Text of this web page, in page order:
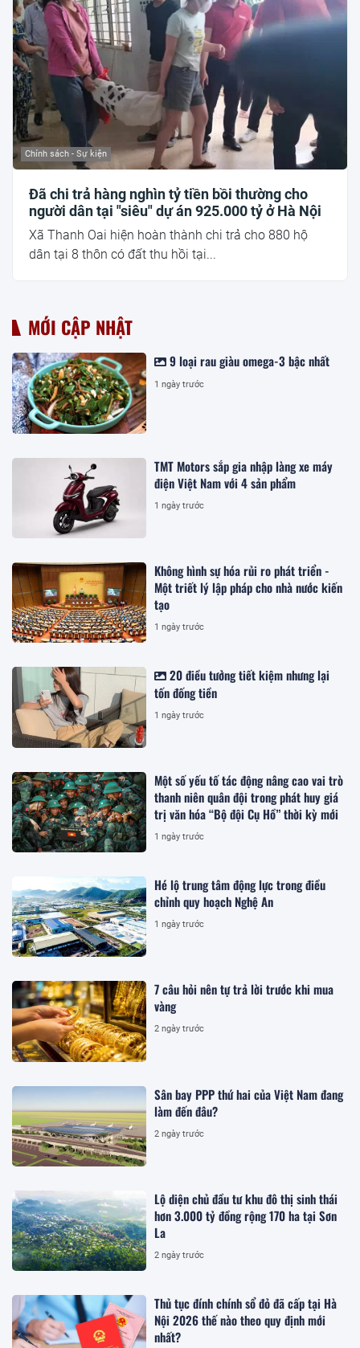
Chính sách - Sự kiện
Đã chi trả hàng nghìn tỷ tiền bồi thường cho
người dân tại "siêu" dự án 925.000 tỷ ở Hà Nội
Xã Thanh Oai hiện hoàn thành chi trả cho 880 hộ
dân tại 8 thôn có đất thu hồi tại...
MỚI CẬP NHẬT
9 loại rau giàu omega-3 bậc nhất
1 ngày trước
TMT Motors sắp gia nhập làng xe máy
điện Việt Nam với 4 sản phẩm
1 ngày trước
Không hình sự hóa rủi ro phát triển -
Một triết lý lập pháp cho nhà nước kiến
tạo
1 ngày trước
20 điều tưởng tiết kiệm nhưng lại
tốn đống tiền
1 ngày trước
Một số yếu tố tác động nâng cao vai trò
thanh niên quân đội trong phát huy giá
trị văn hóa “Bộ đội Cụ Hồ” thời kỳ mới
1 ngày trước
Hé lộ trung tâm động lực trong điều
chỉnh quy hoạch Nghệ An
1 ngày trước
7 câu hỏi nên tự trả lời trước khi mua
vàng
2 ngày trước
Sân bay PPP thứ hai của Việt Nam đang
làm đến đâu?
2 ngày trước
Lộ diện chủ đầu tư khu đô thị sinh thái
hơn 3.000 tỷ đồng rộng 170 ha tại Sơn
La
2 ngày trước
Thủ tục đính chính sổ đỏ đã cấp tại Hà
Nội 2026 thế nào theo quy định mới
nhất?